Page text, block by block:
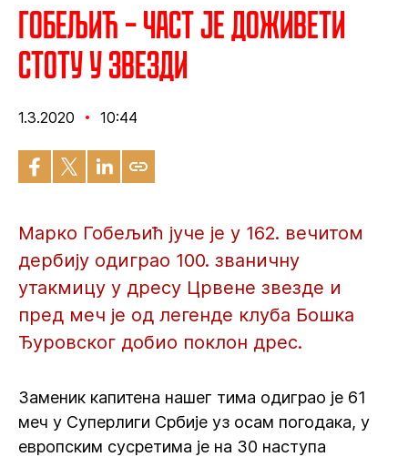
Гобељић – Част је доживети
стоту у Звезди
1.3.2020 10:44
Марко Гобељић јуче је у 162. вечитом
дербију одиграо 100. званичну
утакмицу у дресу Црвене звезде и
пред меч је од легенде клуба Бошка
Ђуровског добио поклон дрес.
Заменик капитена нашег тима одиграо је 61
меч у Суперлиги Србије уз осам погодака, у
европским сусретима је на 30 наступа